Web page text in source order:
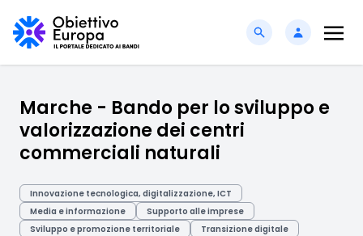
Marche - Bando per lo sviluppo e
valorizzazione dei centri
commerciali naturali
Innovazione tecnologica, digitalizzazione, ICT
Media e informazione
Supporto alle imprese
Sviluppo e promozione territoriale
Transizione digitale